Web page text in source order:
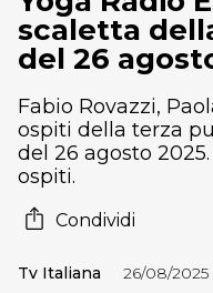
scaletta
del 26
Fabio Rovazzi,
ospiti della terza
del 26 agosto
ospiti.
Condividi
Tv Italiana 26/08/2025